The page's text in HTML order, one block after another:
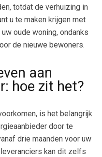
totdat de verhuizing in
u te maken krijgen met
oude woning, ondanks
de nieuwe bewoners.
aan
hoe zit het?
is het belangrijk
door te
drie maanden voor uw
kan dit zelfs